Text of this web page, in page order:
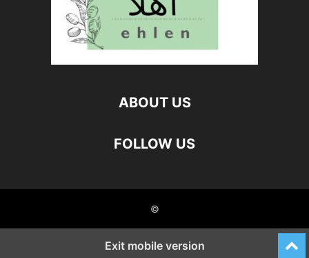
ABOUT US
FOLLOW US
©
Exit mobile version